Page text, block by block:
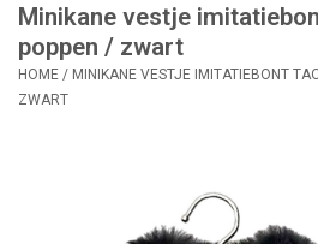
Cadeauservice
info
Minikane vestje
poppen / zwart
HOME / MINIKANE VESTJE IMITATIEBONT
ZWART